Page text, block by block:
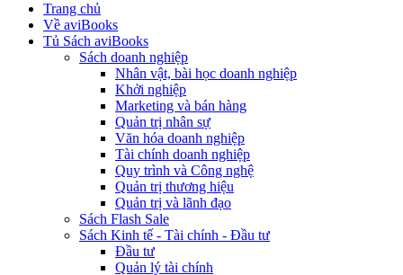
Trang chủ
Về aviBooks
Tủ Sách aviBooks
Sách doanh nghiệp
Nhân vật, bài học doanh nghiệp
Khởi nghiệp
Marketing và bán hàng
Quản trị nhân sự
Văn hóa doanh nghiệp
Tài chính doanh nghiệp
Quy trình và Công nghệ
Quản trị thương hiệu
Quản trị và lãnh đạo
Sách Flash Sale
Sách Kinh tế - Tài chính - Đầu tư
Đầu tư
Quản lý tài chính